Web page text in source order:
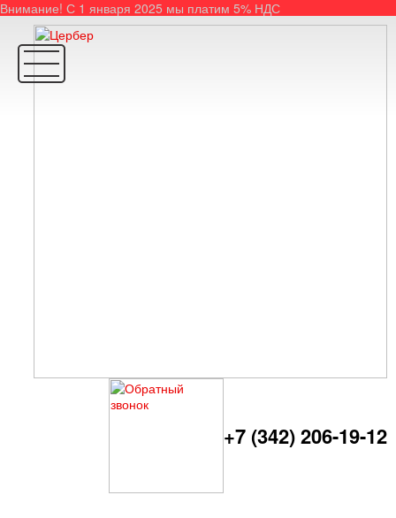
Внимание! С 1 января 2025 мы платим 5% НДС
+7 (342) 206-19-12